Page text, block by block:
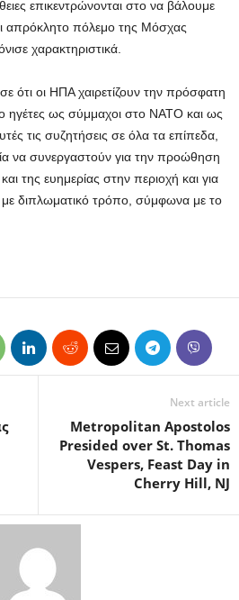
επικεντρώνονται στο να βάλουμε
απρόκλητο πόλεμο της Μόσχας
χαρακτηριστικά.
ότι οι ΗΠΑ χαιρετίζουν την πρόσφατη
ηγέτες ως σύμμαχοι στο ΝΑΤΟ και ως
τις συζητήσεις σε όλα τα επίπεδα,
να συνεργαστούν για την προώθηση
της ευημερίας στην περιοχή και για
διπλωματικό τρόπο, σύμφωνα με το
Next article
Metropolitan Apostolos
Presided over St. Thomas
Vespers, Feast Day in
Cherry Hill, NJ